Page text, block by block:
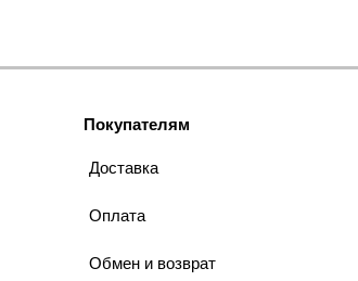
Покупателям
Доставка
Оплата
Обмен и возврат